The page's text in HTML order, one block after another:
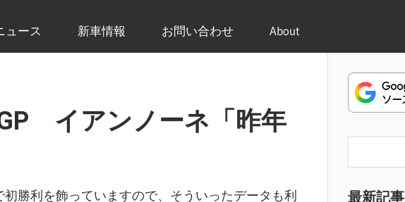
ュース 新車情報 お問い合わせ About
イアンノーネ「昨年
勝利を飾っていますので、そういったデータも利
最新記事